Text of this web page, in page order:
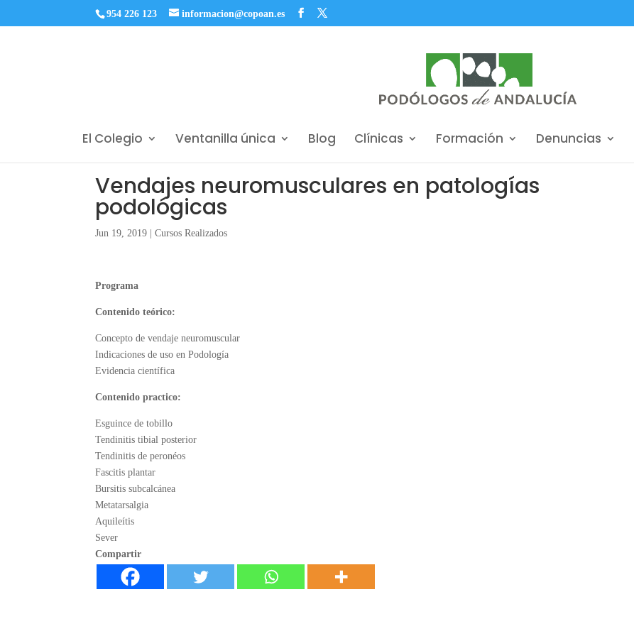
954 226 123 informacion@copoan.es
El Colegio Ventanilla única Blog Clínicas Formación Denuncias
Vendajes neuromusculares en patologías
podológicas
Jun 19, 2019 |Cursos Realizados
Programa
Contenido teórico:
Concepto de vendaje neuromuscular
Indicaciones de uso en Podología
Evidencia científica
Contenido practico:
Esguince de tobillo
Tendinitis tibial posterior
Tendinitis de peronéos
Fascitis plantar
Bursitis subcalcánea
Metatarsalgia
Aquileítis
Sever
Compartir